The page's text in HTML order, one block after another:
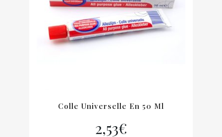
Colle Universelle En 50 Ml
2,53€